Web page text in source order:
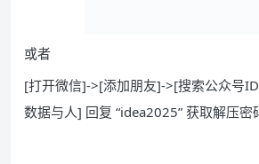
或者
[打开微信]->[添加朋友]->[搜索公众号
数据与人] 回复 “idea2025” 获取解压密